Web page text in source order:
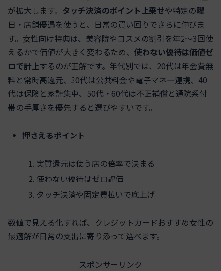
が拡大します。 タッチ決済のポイント上乗せや特定の曜
日・店舗優遇を使うと、日常の買い回りでさらに伸びま
す。女性向け特典は、美容院やコスメの割引を年2〜3回使
えるかで価値が大きく変わるため、 使わない優待は価値ゼ
ロで計上するのが正解です。年代別では、20代は年会費無
料と常時高還元、30代は公共料金や電子マネー連携、40
代は保険と家計集中、50代・60代は不正補償と通院系付
帯の手厚さを優先すると選びやすいです。
押さえるポイント
実質還元は使う店の倍率で決まる
使わない優待はゼロ評価
タッチ決済や固定費払いで底上げ
数値で見える化すれば、クレジットカードおすすめ女性の
最適解が日常の支出に寄り添って選べます。
スポンサーリンク